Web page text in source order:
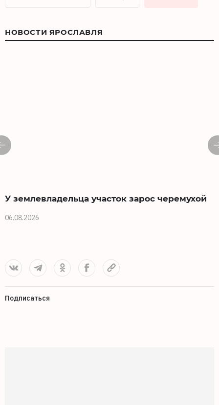
НОВОСТИ ЯРОСЛАВЛЯ
У землевладельца участок зарос черемухой
06.08.2026
Подписаться